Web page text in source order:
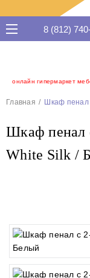
онлайн гипермаркет
8 (812)
Главная Шкаф пенал
Шкаф пенал
White Silk /